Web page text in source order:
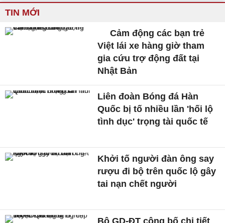
TIN MỚI
Cảm động các bạn trẻ
Việt lái xe hàng giờ tham
gia cứu trợ động đất tại
Nhật Bản
Liên đoàn Bóng đá Hàn
Quốc bị tố nhiều lần 'hối lộ
tình dục' trọng tài quốc tế
Khởi tố người đàn ông say
rượu đi bộ trên quốc lộ gây
tai nạn chết người
Bộ GD-ĐT công bố chi tiết